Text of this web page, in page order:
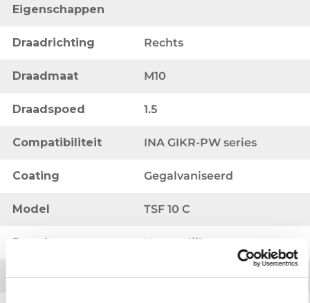
Eigenschappen
Draadrichting Rechts
Draadmaat M10
Draadspoed 1.5
Compatibiliteit INA GIKR-PW series
Coating Gegalvaniseerd
Model TSF 10 C
Draadtype Vrouwelijk
B1 Breedte 14 mm